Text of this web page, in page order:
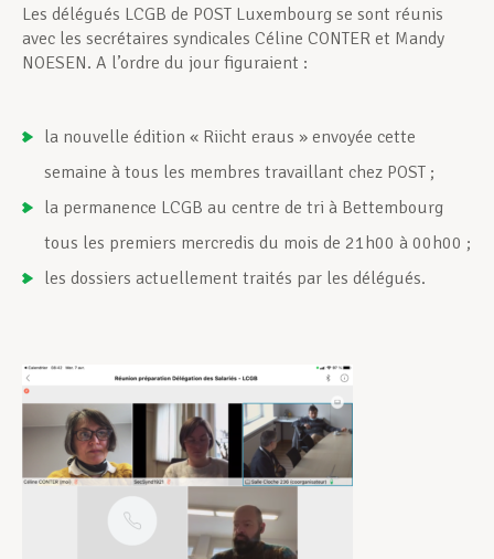
Les délégués LCGB de POST Luxembourg se sont réunis
avec les secrétaires syndicales Céline CONTER et Mandy
NOESEN. A l’ordre du jour figuraient :
la nouvelle édition « Riicht eraus » envoyée cette
semaine à tous les membres travaillant chez POST ;
la permanence LCGB au centre de tri à Bettembourg
tous les premiers mercredis du mois de 21h00 à 00h00 ;
les dossiers actuellement traités par les délégués.